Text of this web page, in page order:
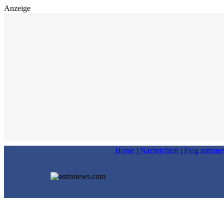
Anzeige
Home | Nachrichten | Frag